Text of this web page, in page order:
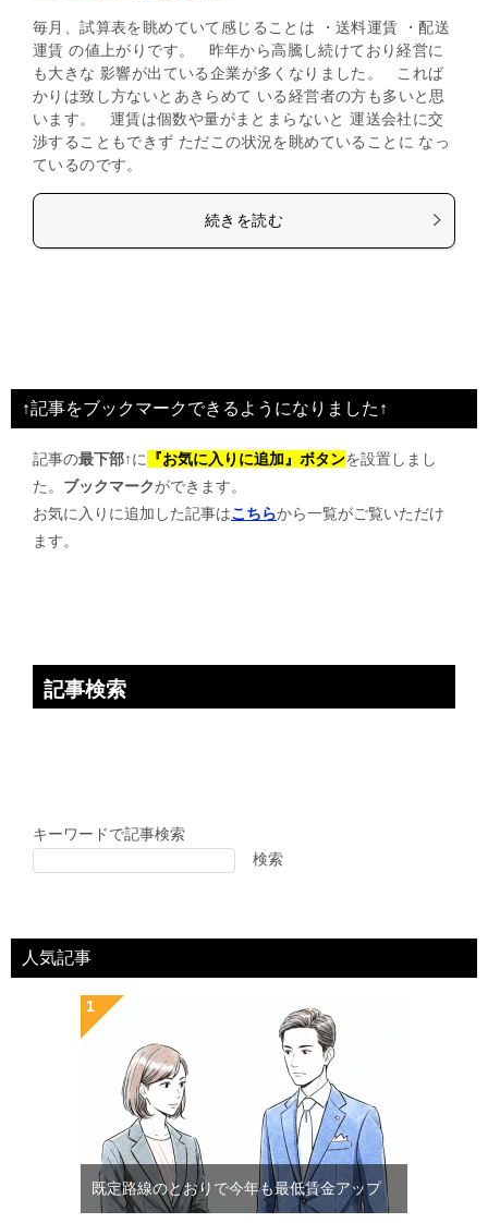
毎月、試算表を眺めていて感じることは ・送料運賃 ・配送
運賃 の値上がりです。 昨年から高騰し続けており経営に
も大きな 影響が出ている企業が多くなりました。 これば
かりは致し方ないとあきらめて いる経営者の方も多いと思
います。 運賃は個数や量がまとまらないと 運送会社に交
渉することもできず ただこの状況を眺めていることに なっ
ているのです。
続きを読む
↑記事をブックマークできるようになりました↑
記事の最下部↑に 『お気に入りに追加』ボタンを設置しまし
た。 ブックマークができます。
お気に入りに追加した記事はこちらから一覧がご覧いただけ
ます。
記事検索
キーワードで記事検索
検索
人気記事
既定路線のとおりで今年も最低賃金アップ